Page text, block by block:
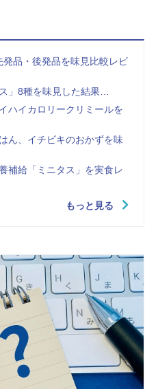
品・後発品を味見比較レビ
」8種を味見した結果…
ハイカロリークリミールを
ん、イチビキのおかずを味
補給「ミニタス」を実食レ
もっと見る